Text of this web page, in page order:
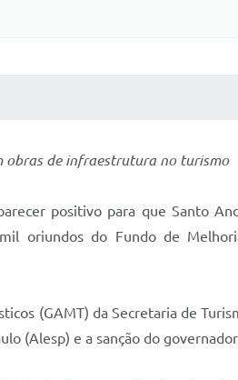
obras de infraestrutura no turismo
positivo para que Santo
oriundos do Fundo de
(GAMT) da Secretaria de
(Alesp) e a sanção do